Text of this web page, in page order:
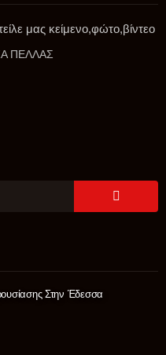
Σταμενίτη για τα
Σέρρες- Συνεχίζονται οι
μας κείμενο,φώτο,βίντεο
ΠΕΛΛΑΣ
Στην Έδεσσα